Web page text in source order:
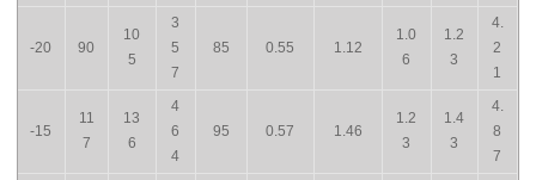
-20 90
10
5
3
5
7
85 0.55 1.12
1.0
6
1.2
3
4.
2
1
-15
11
7
13
6
4
6
4
95 0.57 1.46
1.2
3
1.4
3
4.
8
7